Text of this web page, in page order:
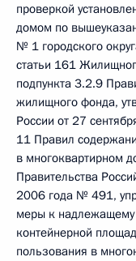
проверкой
домом по
№ 1 городского
статьи 161
подпункта 3.2.9
жилищного фонда,
России от 27
11 Правил
в многоквартирном
Правительства
2006 года № 491,
меры к
контейнерной
пользования в